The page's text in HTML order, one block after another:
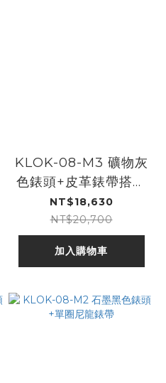
KLOK-08-M3 礦物灰
色錶頭+皮革錶帶搭配
摺疊錶扣
NT$18,630
NT$20,700
加入購物車